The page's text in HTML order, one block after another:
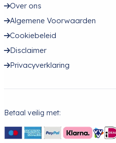
Over ons
Algemene Voorwaarden
Cookiebeleid
Disclaimer
Privacyverklaring
Betaal veilig met: